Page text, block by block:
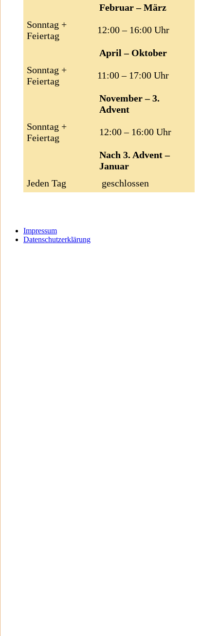
Februar – März
Sonntag +
Feiertag
12:00 – 16:00 Uhr
April – Oktober
Sonntag +
Feiertag
11:00 – 17:00 Uhr
November – 3.
Advent
Sonntag +
Feiertag
12:00 – 16:00 Uhr
Nach 3. Advent –
Januar
Jeden Tag
geschlossen
Impressum
Datenschutzerklärung